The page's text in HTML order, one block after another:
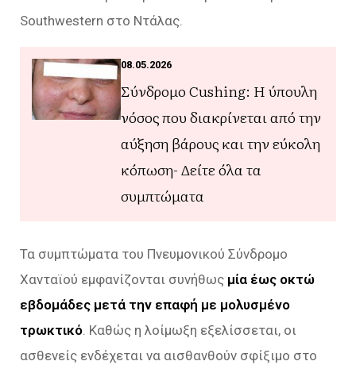
Southwestern στο Ντάλας.
08.05.2026
Σύνδρομο Cushing: Η ύπουλη
νόσος που διακρίνεται από την
αύξηση βάρους και την εύκολη
κόπωση- Δείτε όλα τα
συμπτώματα
Τα συμπτώματα του Πνευμονικού Σύνδρομο
Χανταϊού εμφανίζονται συνήθως μία έως οκτώ
εβδομάδες μετά την επαφή με μολυσμένο
τρωκτικό . Καθώς η λοίμωξη εξελίσσεται, οι
ασθενείς ενδέχεται να αισθανθούν σφίξιμο στο